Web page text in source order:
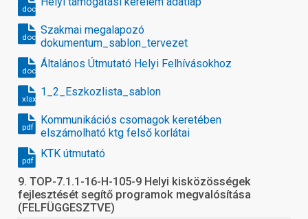
docx
Szakmai megalapozó
dokumentum_sablon_tervezet
docx
Általános Útmutató Helyi Felhívásokhoz
docx
1_2_Eszkozlista_sablon
xlsx
Kommunikációs csomagok keretében
elszámolható ktg felső korlátai
pdf
KTK útmutató
pdf
9. TOP-7.1.1-16-H-105-9 Helyi kisközösségek
fejlesztését segítő programok megvalósítása
(FELFÜGGESZTVE)